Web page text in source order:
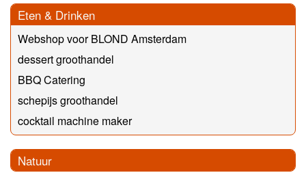
Eten & Drinken
Webshop voor BLOND Amsterdam
dessert groothandel
BBQ Catering
schepijs groothandel
cocktail machine maker
Natuur